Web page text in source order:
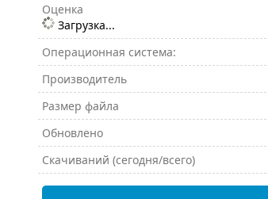
Оценка
Загрузка...
Операционная система:
Производитель
Размер файла
Обновлено
Скачиваний (сегодня/всего)